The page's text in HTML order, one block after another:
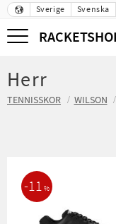
Meny
Sverige Svenska
Herr
TENNISSKOR WILSON
11 %